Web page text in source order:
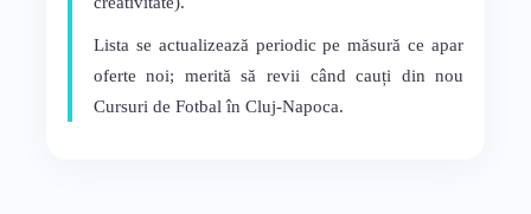
Lista se actualizează periodic pe măsură ce apar
oferte noi; merită să revii când cauți din nou
Cursuri de Fotbal în Cluj-Napoca.